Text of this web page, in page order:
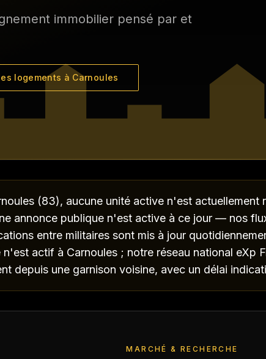
immobilier pensé par et
logements à Carnoules
(83), aucune unité active n'est actuellement
annonce publique n'est active à ce jour — nos
entre militaires sont mis à jour
n'est actif à Carnoules ; notre réseau national eXp
depuis une garnison voisine, avec un délai
MARCHÉ & RECHERCHE